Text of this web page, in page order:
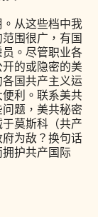
从这些档中我
围很广，有国
。尽管职业各
的或隐密的美
国共产主义运
利。联系美共
题，美共秘密
莫斯科（共产
为敌？换句话
护共产国际